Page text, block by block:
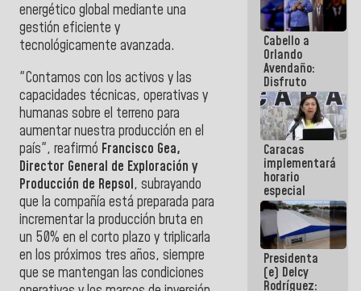
energético global mediante una
gestión eficiente y
tecnológicamente avanzada.
"Contamos con los activos y las
capacidades técnicas, operativas y
humanas sobre el terreno para
aumentar nuestra producción en el
país", reafirmó Francisco Gea,
Director General de Exploración y
Producción de Repsol, subrayando
que la compañía está preparada para
incrementar la producción bruta en
un 50% en el corto plazo y triplicarla
en los próximos tres años, siempre
que se mantengan las condiciones
Cabello a
Orlando
Avendaño:
Disfruto
cada vez
que escribes
porque lo
que haces
es
embarrarla
Caracas
implementará
horario
especial
para
adaptarse
al plan de
ahorro
energético
Presidenta
(e) Delcy
Rodríguez: